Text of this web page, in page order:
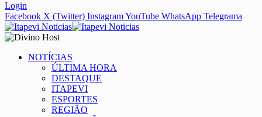
Login
Facebook X (Twitter) InstagramYouTube WhatsApp Telegrama
NOTÍCIAS
ÚLTIMA HORA
DESTAQUE
ITAPEVI
ESPORTES
REGIÃO